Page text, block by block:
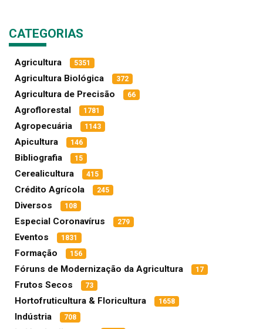
CATEGORIAS
Agricultura 5351
Agricultura Biológica 372
Agricultura de Precisão 66
Agroflorestal 1781
Agropecuária 1143
Apicultura 146
Bibliografia 15
Cerealicultura 415
Crédito Agrícola 245
Diversos 108
Especial Coronavírus 279
Eventos 1831
Formação 156
Fóruns de Modernização da Agricultura 17
Frutos Secos 73
Hortofruticultura & Floricultura 1658
Indústria 708